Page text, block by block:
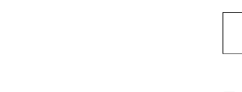
Введите адрес электронной почты…